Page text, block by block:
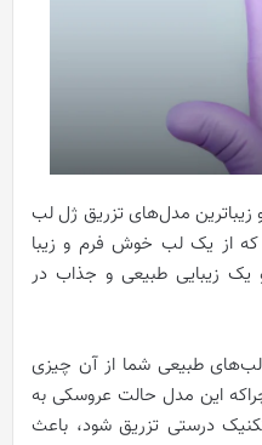
زیباترین مدل‌های تزریق ژل لب
که از یک لب خوش فرم و زیبا
و یک زیبایی طبیعی و جذاب در
طبیعی شما از آن چیزی
این مدل حالت عروسکی به
درستی تزریق شود، باعث